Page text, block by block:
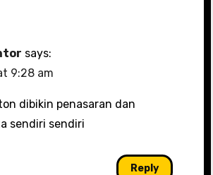
says:
9:28 am
dibikin penasaran dan
sendiri sendiri
Reply